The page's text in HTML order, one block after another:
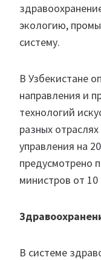
экологию,
систему.
В Узбекистане
направления и
технологий
разных
управления на
предусмотрено
министров от
В системе